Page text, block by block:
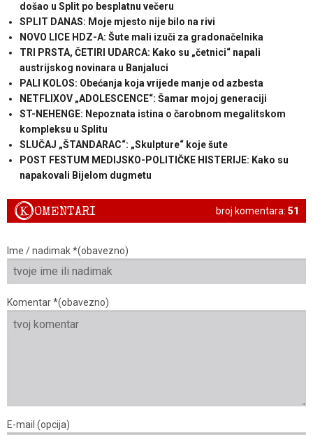
došao u Split po besplatnu večeru
SPLIT DANAS: Moje mjesto nije bilo na rivi
NOVO LICE HDZ-A: Šute mali izuči za gradonačelnika
TRI PRSTA, ČETIRI UDARCA: Kako su „četnici“ napali
austrijskog novinara u Banjaluci
PALI KOLOS: Obećanja koja vrijede manje od azbesta
NETFLIXOV „ADOLESCENCE“: Šamar mojoj generaciji
ST-NEHENGE: Nepoznata istina o čarobnom megalitskom
kompleksu u Splitu
SLUČAJ „ŠTANDARAC“: „Skulpture“ koje šute
POST FESTUM MEDIJSKO-POLITIČKE HISTERIJE: Kako su
napakovali Bijelom dugmetu
broj komentara: 51
KOMENTARI
Ime / nadimak *(obavezno)
Komentar *(obavezno)
E-mail (opcija)